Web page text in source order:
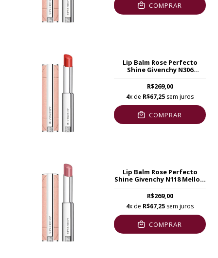
COMPRAR
Lip Balm Rose Perfecto
Shine Givenchy N306
R$269,00
4x de R$67,25 sem juros
COMPRAR
Lip Balm Rose Perfecto
Shine Givenchy N118 Mellow
R$269,00
4x de R$67,25 sem juros
COMPRAR